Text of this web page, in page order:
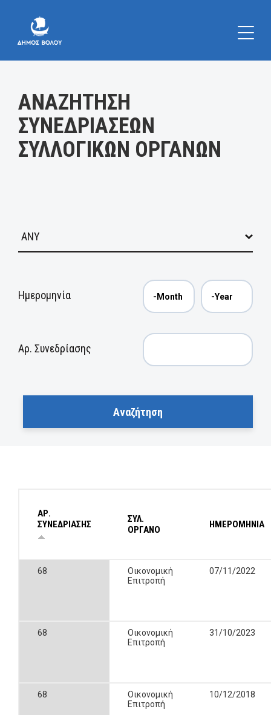
ΑΝΑΖΗΤΗΣΗ
ΣΥΝΕΔΡΙΑΣΕΩΝ
ΣΥΛΛΟΓΙΚΩΝ ΟΡΓΑΝΩΝ
Ημερομηνία
Αρ. Συνεδρίασης
ΑΡ.
ΣΥΝΕΔΡΙΑΣΗΣ
ΣΥΛ.
ΟΡΓΑΝΟ
ΗΜΕΡΟΜΗΝΙΑ
68
Οικονομική
Επιτροπή
07/11/2022
68
Οικονομική
Επιτροπή
31/10/2023
68
Οικονομική
Επιτροπή
10/12/2018